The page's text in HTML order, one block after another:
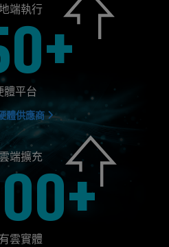
端執行
體平台
體供應商
端擴充
雲實體